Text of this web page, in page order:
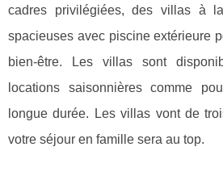
cadres privilégiées, des villas à
spacieuses avec piscine extérieure
bien-être. Les villas sont
locations saisonnières comme
longue durée. Les villas vont de
votre séjour en famille sera au top.